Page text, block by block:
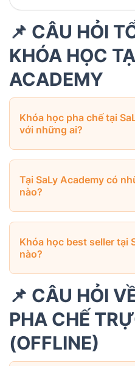
📌 CÂU HỎI
KHÓA HỌC
ACADEMY
Khóa học pha chế tại
với những ai?
Tại SaLy Academy có
nào?
Khóa học best seller tại
nào?
📌 CÂU HỎI
PHA CHẾ
(OFFLINE)